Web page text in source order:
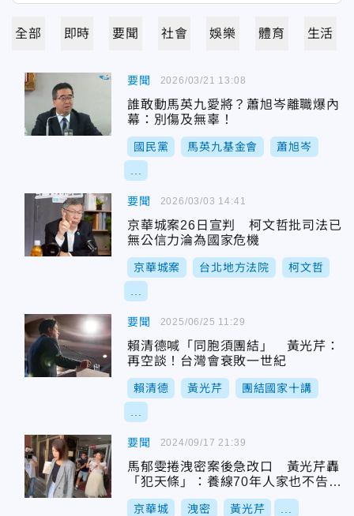
全部 即時 要聞 社會 娛樂 體育 生活
要聞
誰敢動馬英九愛將？蕭旭岑離職爆內
幕：別傷及無辜！
國民黨 馬英九基金會 蕭旭岑
2026/03/21 13:08
要聞
京華城案26日宣判 柯文哲批司法已
無公信力淪為國家危機
京華城案 台北地方法院 柯文哲
2026/03/03 14:41
要聞
賴清德喊「同胞須團結」 黃光芹：
再空談！台灣會衰敗一世紀
賴清德 黃光芹 團結國家十講
2025/06/25 11:29
要聞
馬郁雯捲洩密案後急改口 黃光芹轟
「犯天條」：養線70年人家也不告訴
你消息
京華城 洩密 黃光芹
2024/09/17 21:39